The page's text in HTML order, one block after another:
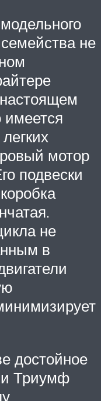
семейства не
имеется
мотор
подвески
не
в
достойное
Триумф